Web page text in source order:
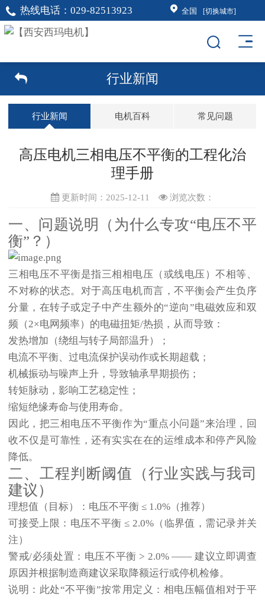
热线电话： 029-82513923 全国 [切换城市]
行业新闻
行业新闻 电机百科 常见问题
高压电机三相电压不平衡的工程化治
理手册
更新时间：2025-12-11 浏览次数：
一、问题说明（为什么专攻“电压不平
衡”？）
三相电压不平衡是指三相相电压（或线电压）不相等、
不对称的状态。对于高压电机而言，不平衡会产生负序
分量 ，在转子或定子中产生额外的“逆向”电磁效应和双
频（2×电网频率）的电磁扭矩/热损，从而导致：
发热增加（绕组与转子局部温升）；
电流不平衡、过电流保护误动作或长期超载；
机械振动与噪声上升，导致轴承早期损伤；
转矩脉动，影响工艺稳定性；
缩短绝缘寿命与使用寿命。
因此，把三相电压不平衡作为“重点小问题”来治理，回
收不仅是可靠性，还有实实在在的运维成本和停产风险
降低。
二、工程判断阈值（行业实践与我司
建议）
理想值（目标） ：电压不平衡 ≤ 1.0% （推荐）
可接受上限 ：电压不平衡 ≤ 2.0%（临界值，需记录并关
注）
警戒/必须处置 ：电压不平衡 > 2.0%—— 建议立即调查
原因并根据制造商建议采取降额运行或停机检修。
说明：此处“不平衡”按常用定义：相电压幅值相对于平